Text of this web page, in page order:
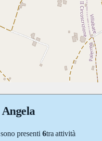
sono presenti 6tra attività